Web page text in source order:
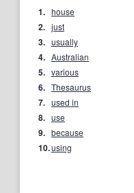
1. house
2. just
3. usually
4. Australian
5. various
6. Thesaurus
7. used in
8. use
9. because
10.using